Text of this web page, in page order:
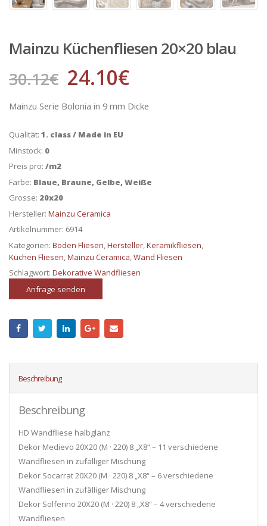
Mainzu Küchenfliesen 20×20 blau
30.12€ 24.10€
Mainzu Serie Bolonia in 9 mm Dicke
Qualität: 1. class / Made in EU
Minstock: 0
Preis pro: /m2
Farbe: Blaue, Braune, Gelbe, Weiße
Grosse: 20x20
Hersteller: Mainzu Ceramica
Artikelnummer: 6914
Kategorien: Boden Fliesen,Hersteller,Keramikfliesen,
Küchen Fliesen,Mainzu Ceramica,Wand Fliesen
Schlagwort: Dekorative Wandfliesen
Anfrage senden
Beschreibung
Beschreibung
HD Wandfliese halbglanz
Dekor Medievo 20X20 (M · 220) 8 „X8“ – 11 verschiedene
Wandfliesen in zufälliger Mischung
Dekor Socarrat 20X20 (M · 220) 8 „X8“ – 6 verschiedene
Wandfliesen in zufälliger Mischung
Dekor Solferino 20X20 (M · 220) 8 „X8“ – 4 verschiedene
Wandfliesen